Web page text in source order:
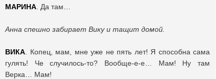
МАРИНА . Да там…
Анна спешно забирает Вику и тащит домой.
ВИКА . Копец, мам, мне уже не пять лет! Я способна сама
гулять! Че случилось-то? Вообще-е-е… Мам! Ну там
Верка… Мам!